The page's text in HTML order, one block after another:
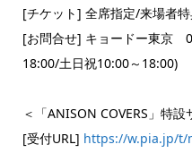
[チケット] 全席指定/来場者
[お問合せ] キョードー東京
18:00/土日祝10:00～18:00)
＜「ANISON COVERS」特設
[受付URL] https://w.pia.jp/